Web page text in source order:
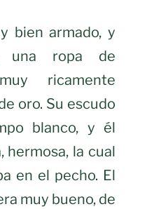
bien armado, y
una ropa de
ricamente
oro. Su escudo
blanco, y él
hermosa, la cual
en el pecho. El
muy bueno, de